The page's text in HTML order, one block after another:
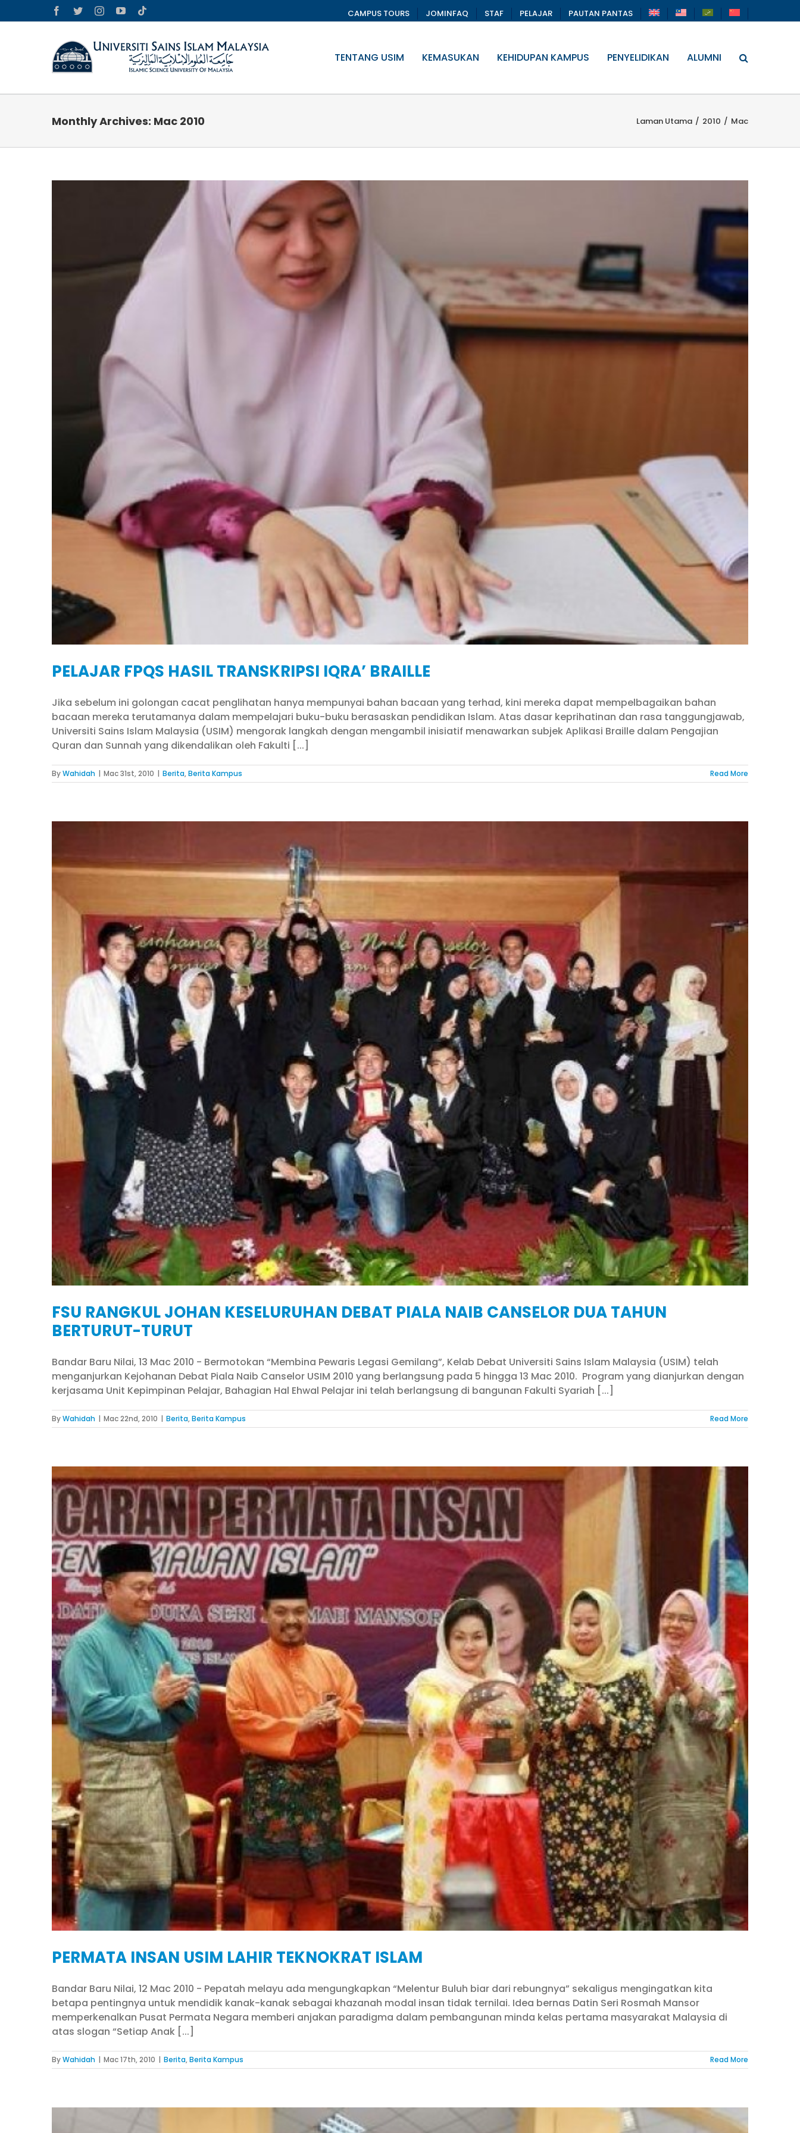
to
Facebook
TwitterInstagramYouTube CAMPUS TOURS JOMINFAQ STAF PELAJAR PAUTAN PANTAS
TENTANG USIM KEMASUKAN KEHIDUPAN KAMPUS PENYELIDIKAN ALUMNI
Monthly Archives: Mac 2010 Laman Utama / 2010 / Mac
PELAJAR FPQS HASIL TRANSKRIPSI IQRA’ BRAILLE
Jika sebelum ini golongan cacat penglihatan hanya mempunyai bahan bacaan yang terhad, kini mereka dapat mempelbagaikan bahan
bacaan mereka terutamanya dalam mempelajari buku-buku berasaskan pendidikan Islam. Atas dasar keprihatinan dan rasa tanggungjawab,
Universiti Sains Islam Malaysia (USIM) mengorak langkah dengan mengambil inisiatif menawarkan subjek Aplikasi Braille dalam Pengajian
Quran dan Sunnah yang dikendalikan oleh Fakulti [...]
ByWahidah | Mac 31st, 2010 | Berita,Berita Kampus Read More
FSU RANGKUL JOHAN KESELURUHAN DEBAT PIALA NAIB CANSELOR DUA TAHUN
BERTURUT-TURUT
Bandar Baru Nilai, 13 Mac 2010 - Bermotokan “Membina Pewaris Legasi Gemilang”, Kelab Debat Universiti Sains Islam Malaysia (USIM) telah
menganjurkan Kejohanan Debat Piala Naib Canselor USIM 2010 yang berlangsung pada 5 hingga 13 Mac 2010. Program yang dianjurkan dengan
kerjasama Unit Kepimpinan Pelajar, Bahagian Hal Ehwal Pelajar ini telah berlangsung di bangunan Fakulti Syariah [...]
ByWahidah | Mac 22nd, 2010 | Berita,Berita Kampus Read More
PERMATA INSAN USIM LAHIR TEKNOKRAT ISLAM
Bandar Baru Nilai, 12 Mac 2010 - Pepatah melayu ada mengungkapkan “Melentur Buluh biar dari rebungnya” sekaligus mengingatkan kita
betapa pentingnya untuk mendidik kanak-kanak sebagai khazanah modal insan tidak ternilai. Idea bernas Datin Seri Rosmah Mansor
memperkenalkan Pusat Permata Negara memberi anjakan paradigma dalam pembangunan minda kelas pertama masyarakat Malaysia di
atas slogan “Setiap Anak [...]
ByWahidah | Mac 17th, 2010 | Berita,Berita Kampus Read More